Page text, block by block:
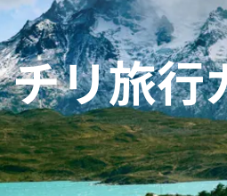
ジュニアおよびヤングアダルト向け
マンツーマンコース
オンラインスペイン語コース
大学・長期プログラム
50歳以上向けプログラム
スペイン語認定
専門コース
バルセロナ中心部
マドリード
マラガ
マルベーラ・エルビリア
マルベーラ中心部
サラマンカ
バレンシアビーチ
リーダーシッププログラム
シェアアパート
その他のオプション
学生ビザ
お問い合わせ
私たちのチームに参加する
よくある質問
スペイン語レベルテスト
ブログ
チリ旅行